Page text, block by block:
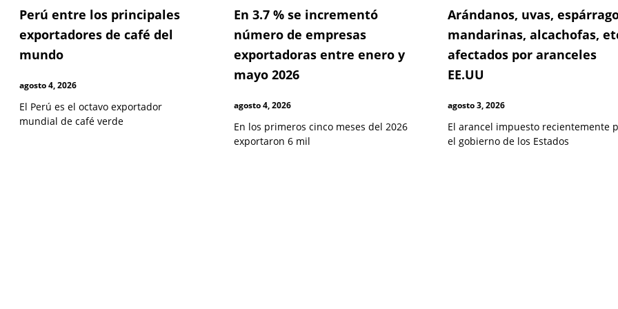
Perú entre los principales
exportadores de café del
mundo
agosto 4, 2026
El Perú es el octavo exportador
mundial de café verde
En 3.7 % se incrementó
número de empresas
exportadoras entre enero y
mayo 2026
agosto 4, 2026
En los primeros cinco meses del 2026
exportaron 6 mil
Arándanos, uvas,
mandarinas, alcachofas,
afectados por aranceles
EE.UU
agosto 3, 2026
El arancel impuesto recientemente
el gobierno de los Estados